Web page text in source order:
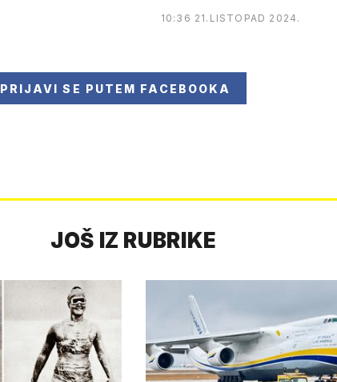
10:36 21.LISTOPAD 2024.
PRIJAVI SE PUTEM FACEBOOKA
JOŠ IZ RUBRIKE